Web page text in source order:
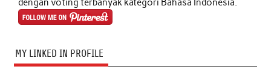
dengan voting terbanyak kategori Bahasa Indonesia.
MY LINKED IN PROFILE